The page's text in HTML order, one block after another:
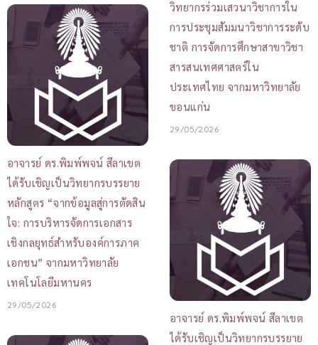
วิทยากรร่วมเสวนาวิชาการใน
การประชุมสัมมนาวิชาการระดับ
ชาติ การจัดการศึกษาสาขาวิชา
สารสนเทศศาสตร์ใน
ประเทศไทย จากมหาวิทยาลัย
ขอนแก่น
29/05/2026
อาจารย์ ดร.พิมพ์พจน์ สีลาเขต
ได้รับเชิญเป็นวิทยากรบรรยาย
หลักสูตร “จากข้อมูลสู่การตัดสิน
ใจ: การบริหารจัดการเอกสาร
เชิงกลยุทธ์สำหรับองค์การภาค
เอกชน” จากมหาวิทยาลัย
เทคโนโลยีมหานคร
29/05/2026
อาจารย์ ดร.พิมพ์พจน์ สีลาเขต
ได้รับเชิญเป็นวิทยากรบรรยาย